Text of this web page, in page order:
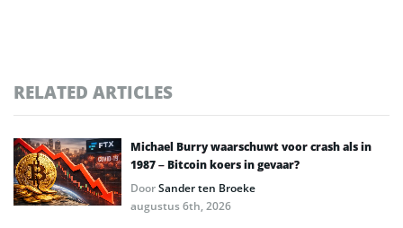
RELATED ARTICLES
Michael Burry waarschuwt voor crash als in
1987 – Bitcoin koers in gevaar?
DoorSander ten Broeke
augustus 6th, 2026